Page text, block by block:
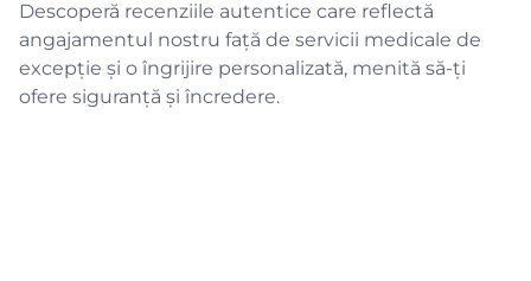
Descoperă recenziile autentice care reflectă
angajamentul nostru față de servicii medicale de
excepție și o îngrijire personalizată, menită să-ți
ofere siguranță și încredere.